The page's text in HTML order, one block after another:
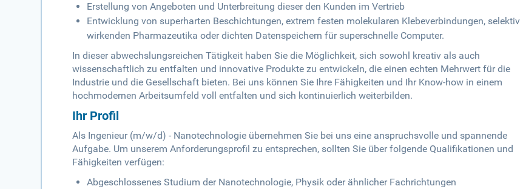
Erstellung von Angeboten und Unterbreitung dieser den Kunden im Vertrieb
Entwicklung von superharten Beschichtungen, extrem festen molekularen Klebeverbindungen, selektiv
wirkenden Pharmazeutika oder dichten Datenspeichern für superschnelle Computer.
In dieser abwechslungsreichen Tätigkeit haben Sie die Möglichkeit, sich sowohl kreativ als auch
wissenschaftlich zu entfalten und innovative Produkte zu entwickeln, die einen echten Mehrwert für die
Industrie und die Gesellschaft bieten. Bei uns können Sie Ihre Fähigkeiten und Ihr Know-how in einem
hochmodernen Arbeitsumfeld voll entfalten und sich kontinuierlich weiterbilden.
Ihr Profil
Als Ingenieur (m/w/d) - Nanotechnologie übernehmen Sie bei uns eine anspruchsvolle und spannende
Aufgabe. Um unserem Anforderungsprofil zu entsprechen, sollten Sie über folgende Qualifikationen und
Fähigkeiten verfügen:
Abgeschlossenes Studium der Nanotechnologie, Physik oder ähnlicher Fachrichtungen